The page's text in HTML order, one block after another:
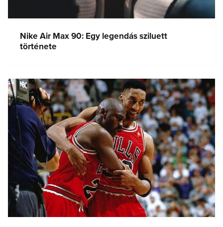
Nike Air Max 90: Egy legendás sziluett
története